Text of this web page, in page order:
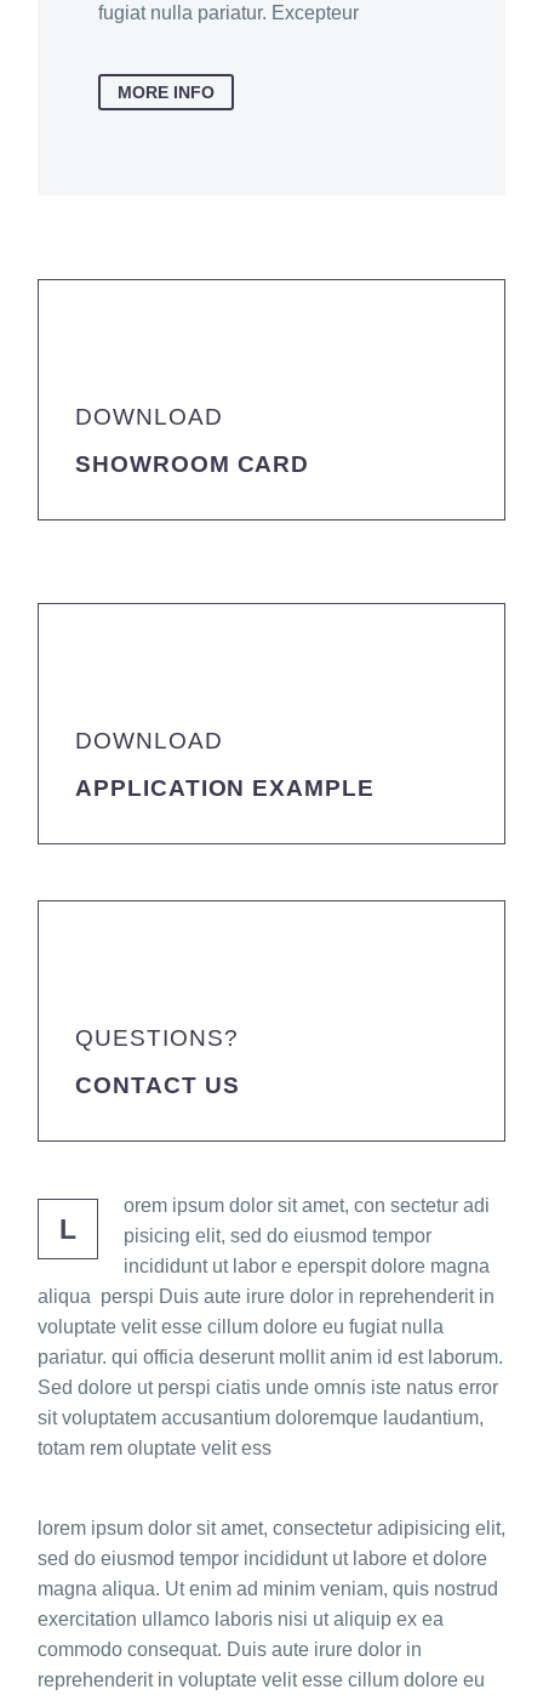
fugiat nulla pariatur. Excepteur
MORE INFO
DOWNLOAD
SHOWROOM CARD
DOWNLOAD
APPLICATION EXAMPLE
QUESTIONS?
CONTACT US
L
orem ipsum dolor sit amet, con sectetur adi
pisicing elit, sed do eiusmod tempor
incididunt ut labor e eperspit dolore magna
aliqua perspi Duis aute irure dolor in reprehenderit in
voluptate velit esse cillum dolore eu fugiat nulla
pariatur. qui officia deserunt mollit anim id est laborum.
Sed dolore ut perspi ciatis unde omnis iste natus error
sit voluptatem accusantium doloremque laudantium,
totam rem oluptate velit ess
lorem ipsum dolor sit amet, consectetur adipisicing elit,
sed do eiusmod tempor incididunt ut labore et dolore
magna aliqua. Ut enim ad minim veniam, quis nostrud
exercitation ullamco laboris nisi ut aliquip ex ea
commodo consequat. Duis aute irure dolor in
reprehenderit in voluptate velit esse cillum dolore eu